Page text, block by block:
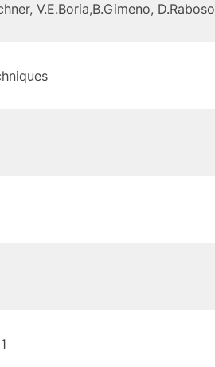
V.E.Boria,B.Gimeno, D.Raboso